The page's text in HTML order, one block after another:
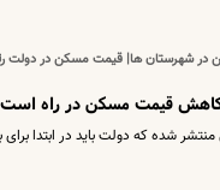
در شهرستان ها| قیمت مسکن در دولت
کاهش قیمت مسکن در راه
منتشر شده که دولت باید در ابتدا